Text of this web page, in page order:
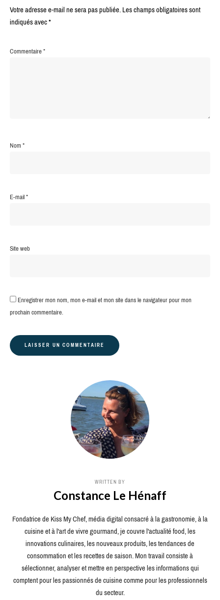
Votre adresse e-mail ne sera pas publiée.Les champs obligatoires sont
indiqués avec*
Commentaire*
Nom*
E-mail*
Site web
Enregistrer mon nom, mon e-mail et mon site dans le navigateur pour mon
prochain commentaire.
WRITTEN BY
Constance Le Hénaff
Fondatrice de Kiss My Chef, média digital consacré à la gastronomie, à la
cuisine et à l'art de vivre gourmand, je couvre l'actualité food, les
innovations culinaires, les nouveaux produits, les tendances de
consommation et les recettes de saison. Mon travail consiste à
sélectionner, analyser et mettre en perspective les informations qui
comptent pour les passionnés de cuisine comme pour les professionnels
du secteur.